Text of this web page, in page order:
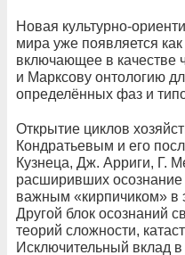
Новая культурно-
мира уже появляется
включающее в качестве
и Марксову онтологию
определённых фаз и
Открытие циклов
Кондратьевым и его
Кузнеца, Дж. Арриги, Г.
расширивших
важным «кирпичиком» в
Другой блок осознаний
теорий сложности,
Исключительный вклад